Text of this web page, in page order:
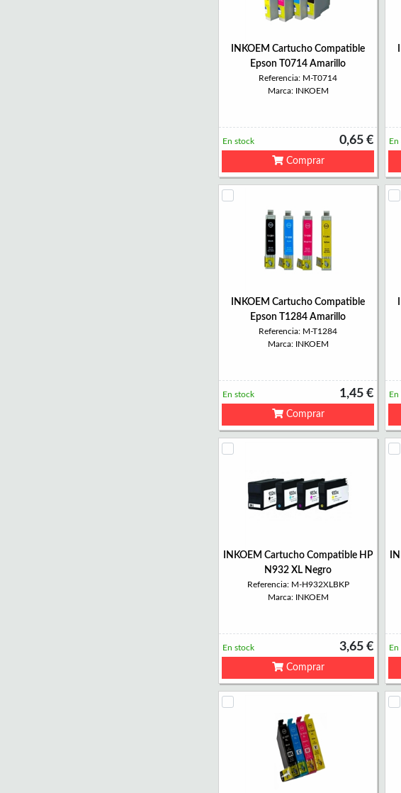
INKOEM Cartucho Compatible
Epson T0714 Amarillo
Referencia: M-T0714
Marca: INKOEM
0,65 €
En stock
Comprar
En
INKOEM Cartucho Compatible
Epson T1284 Amarillo
Referencia: M-T1284
Marca: INKOEM
1,45 €
En stock
Comprar
En
INKOEM Cartucho Compatible HP
N932 XL Negro
Referencia: M-H932XLBKP
Marca: INKOEM
3,65 €
En stock
Comprar
En